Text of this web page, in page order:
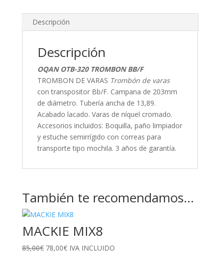
Descripción
Descripción
OQAN OTB-320 TROMBON BB/F
TROMBON DE VARAS Trombón de varas
con transpositor Bb/F. Campana de 203mm
de diámetro. Tubería ancha de 13,89.
Acabado lacado. Varas de níquel cromado.
Accesorios incluidos: Boquilla, paño limpiador
y estuche semirrígido con correas para
transporte tipo mochila. 3 años de garantía.
También te recomendamos…
MACKIE MIX8
85,00€ El
78,00€ElIVA INCLUIDO